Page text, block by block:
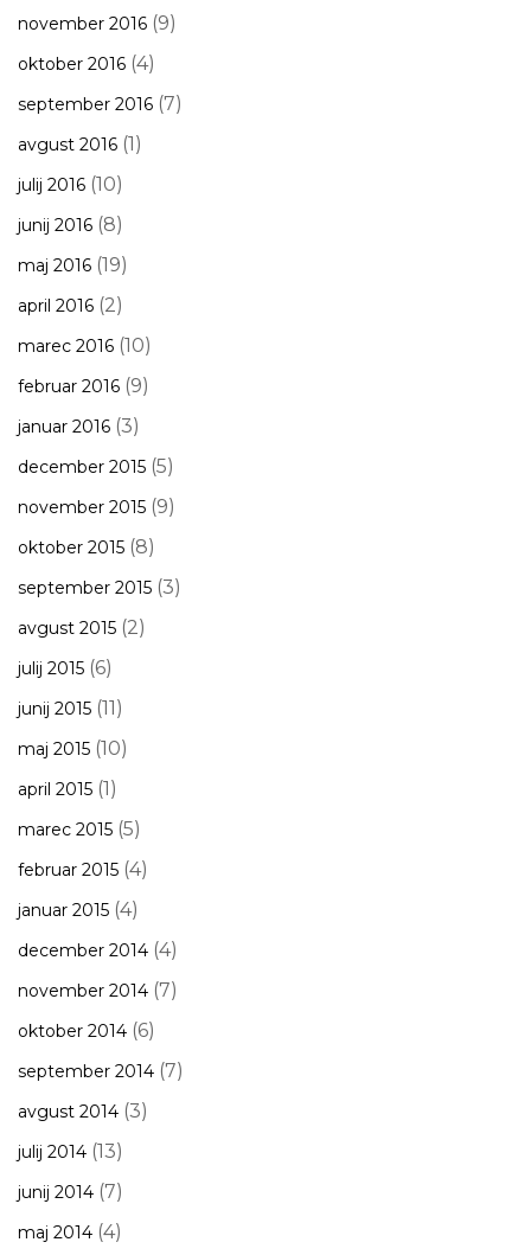
november 2016 (9)
oktober 2016 (4)
september 2016 (7)
avgust 2016 (1)
julij 2016 (10)
junij 2016 (8)
maj 2016 (19)
april 2016 (2)
marec 2016 (10)
februar 2016 (9)
januar 2016 (3)
december 2015 (5)
november 2015 (9)
oktober 2015 (8)
september 2015 (3)
avgust 2015 (2)
julij 2015 (6)
junij 2015 (11)
maj 2015 (10)
april 2015 (1)
marec 2015 (5)
februar 2015 (4)
januar 2015 (4)
december 2014 (4)
november 2014 (7)
oktober 2014 (6)
september 2014 (7)
avgust 2014 (3)
julij 2014 (13)
junij 2014 (7)
maj 2014 (4)